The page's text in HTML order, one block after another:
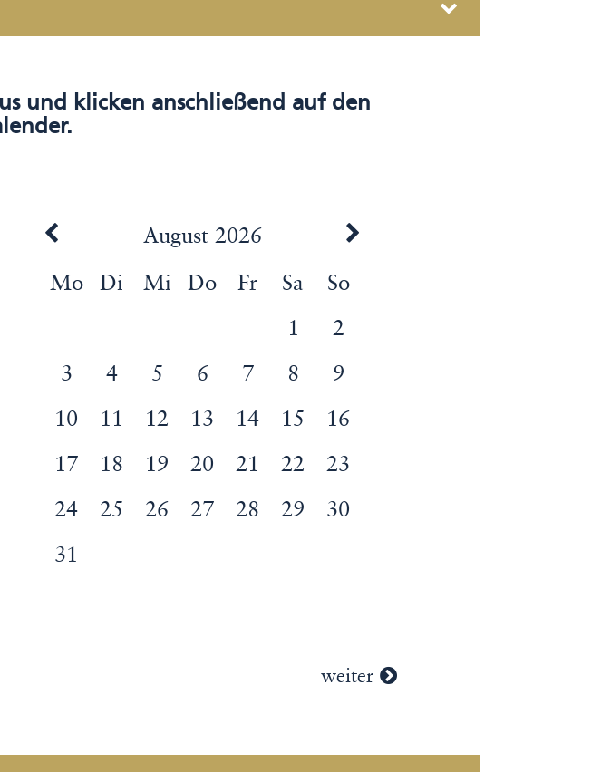
und klicken anschließend auf den
August 2026
Mo Di Mi Do Fr Sa So
1 2
3 4 5 6 7 8 9
10 11 12 13 14 15 16
17 18 19 20 21 22 23
24 25 26 27 28 29 30
31
weiter